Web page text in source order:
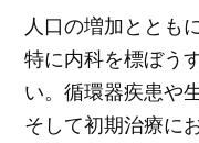
人口の増加ととも
特に内科を標ぼう
い。循環器疾患や
そして初期治療に